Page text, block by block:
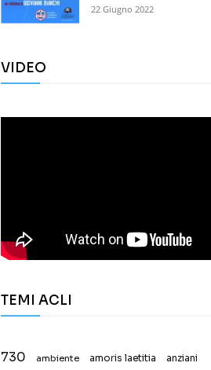
22 Giugno 2022
VIDEO
TEMI ACLI
730 ambiente amoris laetitia anziani